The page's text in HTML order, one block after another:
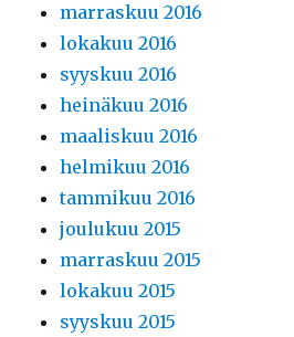
marraskuu 2016
lokakuu 2016
syyskuu 2016
heinäkuu 2016
maaliskuu 2016
helmikuu 2016
tammikuu 2016
joulukuu 2015
marraskuu 2015
lokakuu 2015
syyskuu 2015